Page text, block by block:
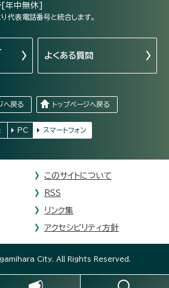
年中無休]
表電話番号と統合します。
よくある質問
へ戻る トップページへ戻る
PC スマートフォン
このサイトについて
RSS
リンク集
アクセシビリティ方針
City. All Rights Reserved.